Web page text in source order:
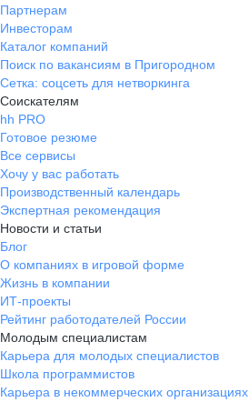
Партнерам
Инвесторам
Каталог компаний
Поиск по вакансиям в Пригородном
Сетка: соцсеть для нетворкинга
Соискателям
hh PRO
Готовое резюме
Все сервисы
Хочу у вас работать
Производственный календарь
Экспертная рекомендация
Новости и статьи
Блог
О компаниях в игровой форме
Жизнь в компании
ИТ-проекты
Рейтинг работодателей России
Молодым специалистам
Карьера для молодых специалистов
Школа программистов
Карьера в некоммерческих организациях